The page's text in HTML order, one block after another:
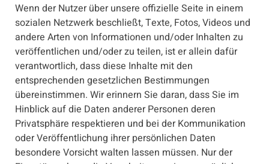
Wenn der Nutzer über unsere offizielle Seite in einem
sozialen Netzwerk beschließt, Texte, Fotos, Videos und
andere Arten von Informationen und/oder Inhalten zu
veröffentlichen und/oder zu teilen, ist er allein dafür
verantwortlich, dass diese Inhalte mit den
entsprechenden gesetzlichen Bestimmungen
übereinstimmen. Wir erinnern Sie daran, dass Sie im
Hinblick auf die Daten anderer Personen deren
Privatsphäre respektieren und bei der Kommunikation
oder Veröffentlichung ihrer persönlichen Daten
besondere Vorsicht walten lassen müssen. Nur der